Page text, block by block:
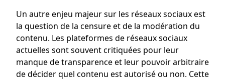
Un autre enjeu majeur sur les réseaux sociaux est
la question de la censure et de la modération du
contenu. Les plateformes de réseaux sociaux
actuelles sont souvent critiquées pour leur
manque de transparence et leur pouvoir arbitraire
de décider quel contenu est autorisé ou non. Cette